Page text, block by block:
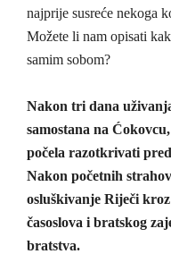
najprije susreće nekoga
Možete li nam opisati
samim sobom?
Nakon tri dana
samostana na
počela razotkrivati
Nakon početnih
osluškivanje Riječi
časoslova i bratskog
bratstva.